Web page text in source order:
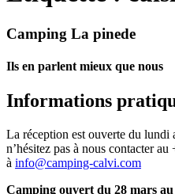
Camping La pinede
Ils en parlent mieux que nous
Informations
La réception est ouverte du lundi
n’hésitez pas à nous contacter
à info@camping-calvi.com
Camping ouvert du 28 mars